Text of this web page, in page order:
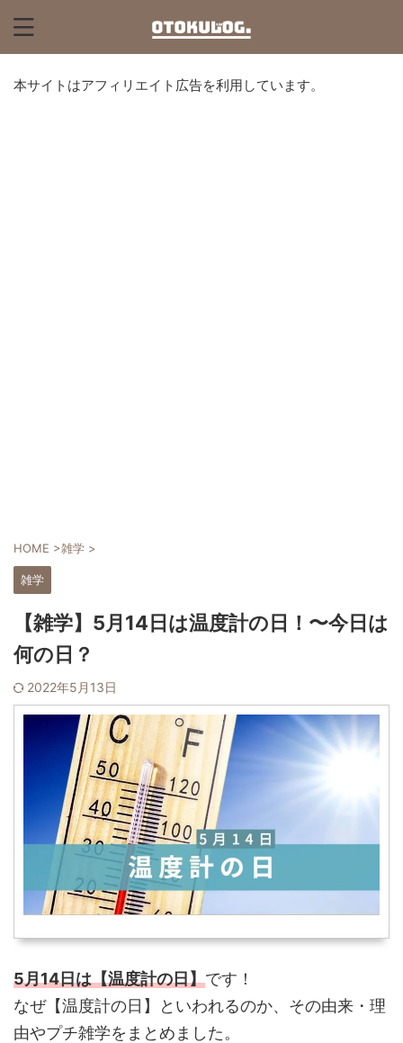
本サイトはアフィリエイト広告を利用しています。
HOME >雑学 >
雑学
【雑学】5月14日は温度計の日！〜今日は
何の日？
2022年5月13日
5月14日は【温度計の日】です！
なぜ【温度計の日】といわれるのか、その由来・理
由やプチ雑学をまとめました。